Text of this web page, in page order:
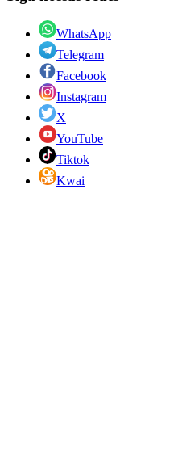
WhatsApp
Telegram
Facebook
Instagram
X
YouTube
Tiktok
Kwai